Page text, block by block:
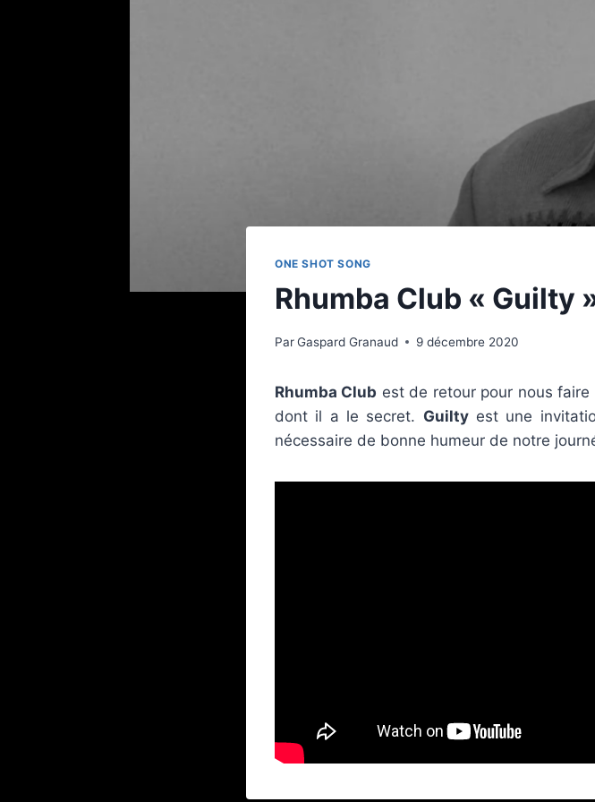
ONE SHOT SONG
Rhumba Club « Guilty
ParGaspard Granaud 9 décembre 2020
Rhumba Club est de retour pour nous
dont il a le secret. Guiltyest une
nécessaire de bonne humeur de notre